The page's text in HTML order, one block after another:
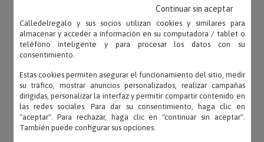
Ernesto – 23/10/2025
Calledelregalo y sus socios utilizan cookies y similares para
almacenar y acceder a información en su computadora / tablet o
teléfono inteligente y para procesar los datos con su
consentimiento.
Estas cookies permiten asegurar el funcionamiento del sitio, medir
su tráfico, mostrar anuncios personalizados, realizar campañas
dirigidas, personalizar la interfaz y permitir compartir contenido en
las redes sociales. Para dar su consentimiento, haga clic en
"aceptar". Para rechazar, haga clic en "continuar sin aceptar".
También puede configurar sus opciones.
Continuar sin aceptar